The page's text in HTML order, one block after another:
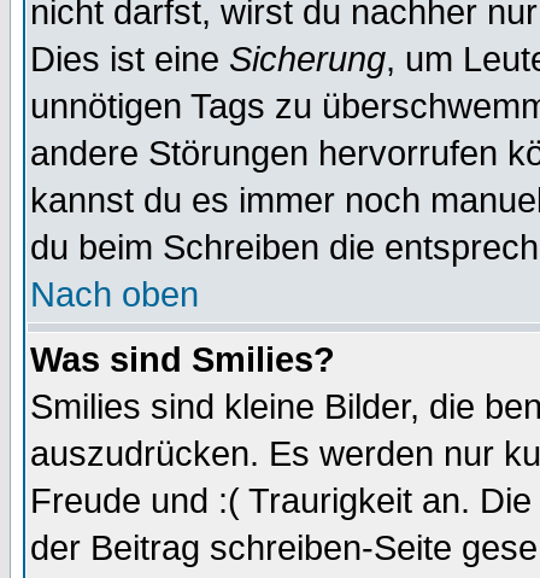
nicht darfst, wirst du nachher
Dies ist eine Sicherung, um
unnötigen Tags zu
andere Störungen hervorrufen
kannst du es immer noch
du beim Schreiben die
Nach oben
Was sind Smilies?
Smilies sind kleine Bilder, die
auszudrücken. Es werden nur
Freude und :( Traurigkeit an.
der Beitrag schreiben-Seite